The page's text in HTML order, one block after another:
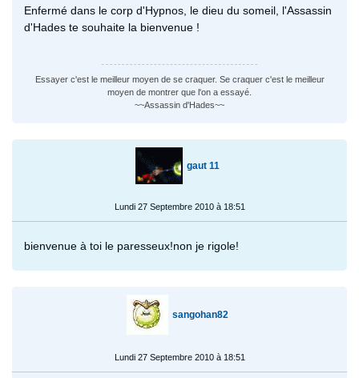
Enfermé dans le corp d'Hypnos, le dieu du someil, l'Assassin
d'Hades te souhaite la bienvenue !
Essayer c'est le meilleur moyen de se craquer. Se craquer c'est le meilleur
moyen de montrer que l'on a essayé.
~~Assassin d'Hades~~
gaut 11
Lundi 27 Septembre 2010 à 18:51
bienvenue à toi le paresseux!non je rigole!
sangohan82
Lundi 27 Septembre 2010 à 18:51